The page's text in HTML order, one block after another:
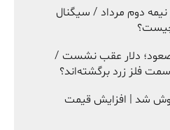
دوم مرداد / سیگنال
چیست؟
صعود؛ دلار عقب نشست /
سمت فلز زرد برگشته‌اند؟
شد | افزایش قیمت